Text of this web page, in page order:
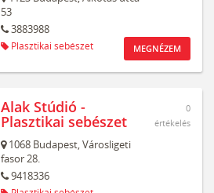
53
3883988
Plasztikai sebészet MEGNÉZEM
Alak Stúdió -
Plasztikai sebészet
1068 Budapest,Városligeti
fasor 28.
9418336
0
értékelés